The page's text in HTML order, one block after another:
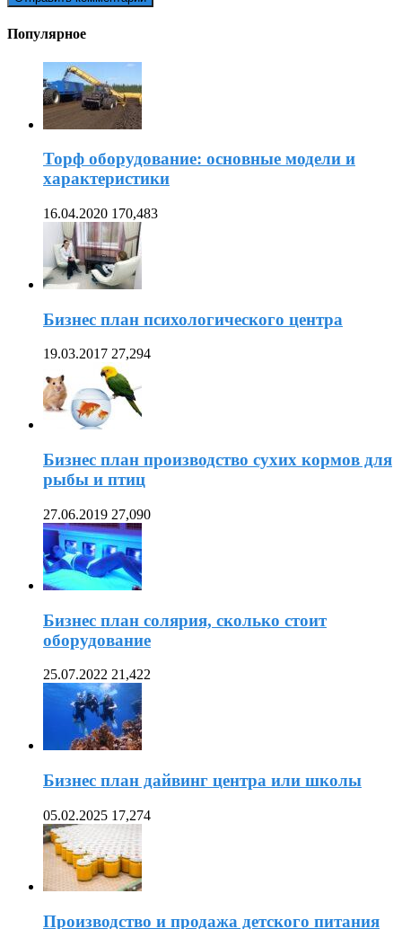
Популярное
Торф оборудование: основные модели и
характеристики
16.04.2020 170,483
Бизнес план психологического центра
19.03.2017 27,294
Бизнес план производство сухих кормов для
рыбы и птиц
27.06.2019 27,090
Бизнес план солярия, сколько стоит
оборудование
25.07.2022 21,422
Бизнес план дайвинг центра или школы
05.02.2025 17,274
Производство и продажа детского питания